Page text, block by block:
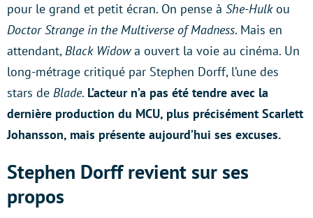
pour le grand et petit écran. On pense à She-Hulkou
Doctor Strange in the Multiverse of Madness. Mais en
attendant,Black Widowa ouvert la voie au cinéma. Un
long-métrage critiqué par Stephen Dorff, l’une des
stars de Blade. L’acteur n’a pas été tendre avec la
dernière production du MCU, plus précisément Scarlett
Johansson, mais présente aujourd’hui ses excuses.
Stephen Dorff revient sur ses
propos